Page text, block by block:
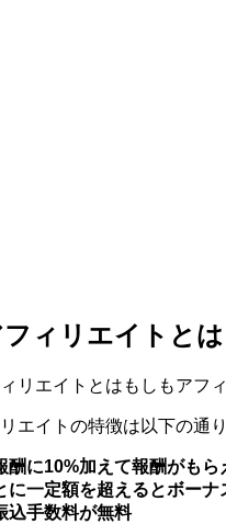
ィリエイトとは
もしもアフ
エイトの特徴は以下の通り
酬に10%加えて報酬がもら
に一定額を超えるとボー
込手数料が無料